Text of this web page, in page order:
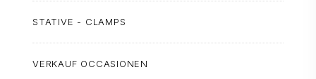
STATIVE - CLAMPS
VERKAUF OCCASIONEN